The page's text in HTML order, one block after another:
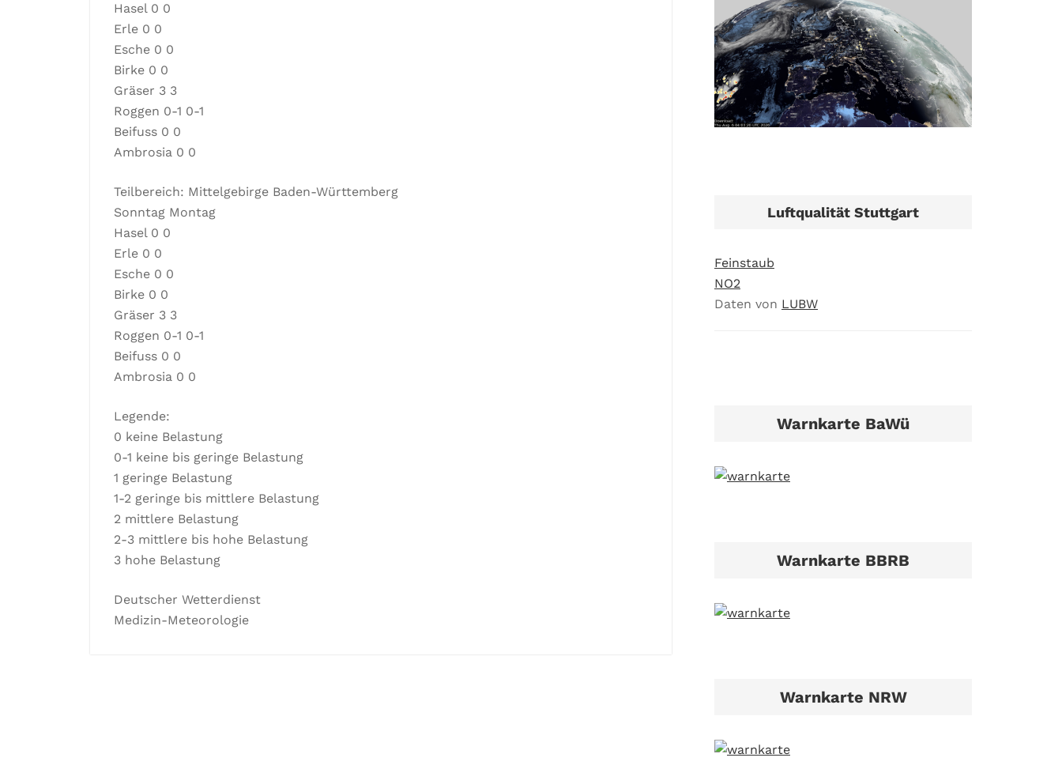
Hasel 0 0
Erle 0 0
Esche 0 0
Birke 0 0
Gräser 3 3
Roggen 0-1 0-1
Beifuss 0 0
Ambrosia 0 0
Teilbereich: Mittelgebirge Baden-Württemberg
Sonntag Montag
Hasel 0 0
Erle 0 0
Esche 0 0
Birke 0 0
Gräser 3 3
Roggen 0-1 0-1
Beifuss 0 0
Ambrosia 0 0
Legende:
0 keine Belastung
0-1 keine bis geringe Belastung
1 geringe Belastung
1-2 geringe bis mittlere Belastung
2 mittlere Belastung
2-3 mittlere bis hohe Belastung
3 hohe Belastung
Deutscher Wetterdienst
Medizin-Meteorologie
Luftqualität Stuttgart
Feinstaub
NO2
Daten von LUBW
Warnkarte BaWü
Warnkarte BBRB
Warnkarte NRW